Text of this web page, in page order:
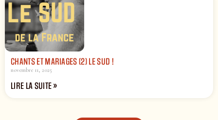
CHANTS ET MARIAGES (2) LE SUD !
novembre 11, 2025
LIRE LA SUITE »